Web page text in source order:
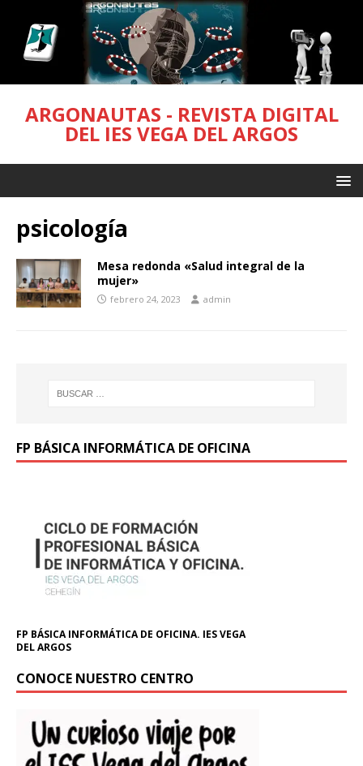
ARGONAUTAS - REVISTA DIGITAL
DEL IES VEGA DEL ARGOS
psicología
Mesa redonda «Salud integral de la
mujer»
febrero 24, 2023 admin
FP BÁSICA INFORMÁTICA DE OFICINA
FP BÁSICA INFORMÁTICA DE OFICINA. IES VEGA
DEL ARGOS
CONOCE NUESTRO CENTRO